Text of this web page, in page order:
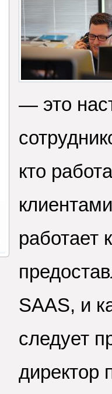
— это
кто
работает
SAAS, и
следует